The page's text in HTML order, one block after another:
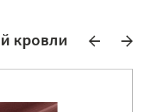
кровли